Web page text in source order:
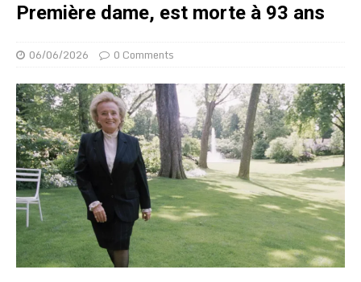
Première dame, est morte à 93 ans
06/06/2026 0 Comments